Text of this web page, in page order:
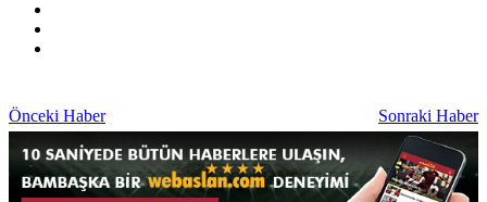
Önceki Haber Sonraki Haber